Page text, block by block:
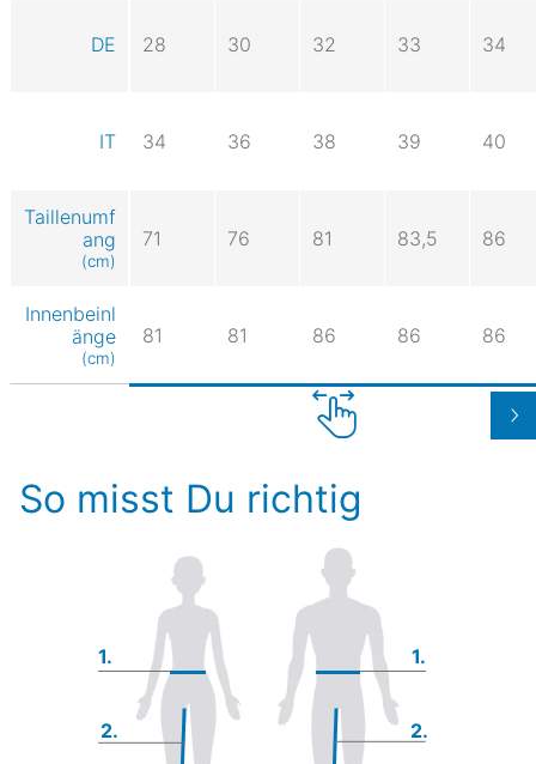
DE 28 30 32 33 34
IT 34 36 38 39 40
Taillenumf
ang
(cm)
71 76 81 83,5 86
Innenbeinl
änge
(cm)
81 81 86 86 86
So misst Du richtig
1. 1.
2. 2.